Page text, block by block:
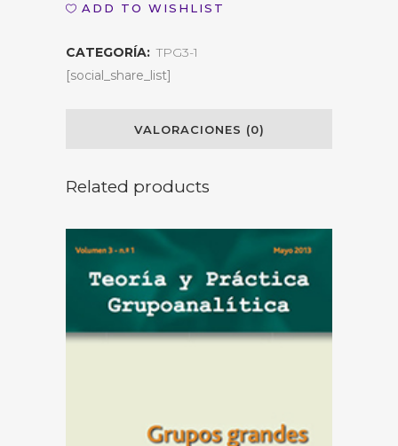
grupo:
Identidad
ADD TO WISHLIST
CATEGORÍA: TPG3-1
[social_share_list]
VALORACIONES (0)
Related products